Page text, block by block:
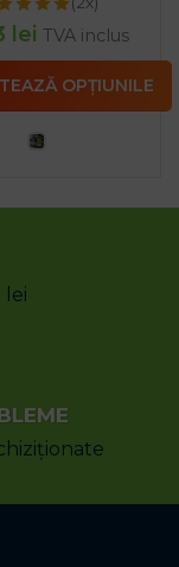
lei TVA inclus
OPȚIUNILE
lei